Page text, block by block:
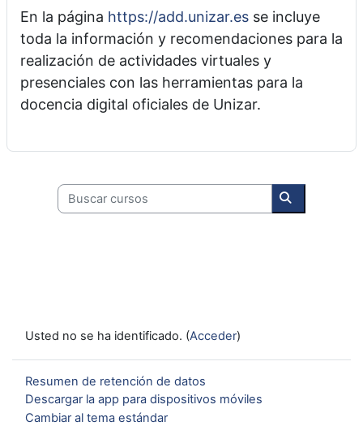
En la página https://add.unizar.es se incluye
toda la información y recomendaciones para la
realización de actividades virtuales y
presenciales con las herramientas para la
docencia digital oficiales de Unizar.
Buscar cursos
Buscar
Usted no se ha identificado. (Acceder)
Resumen de retención de datos
Descargar la app para dispositivos móviles
Cambiar al tema estándar